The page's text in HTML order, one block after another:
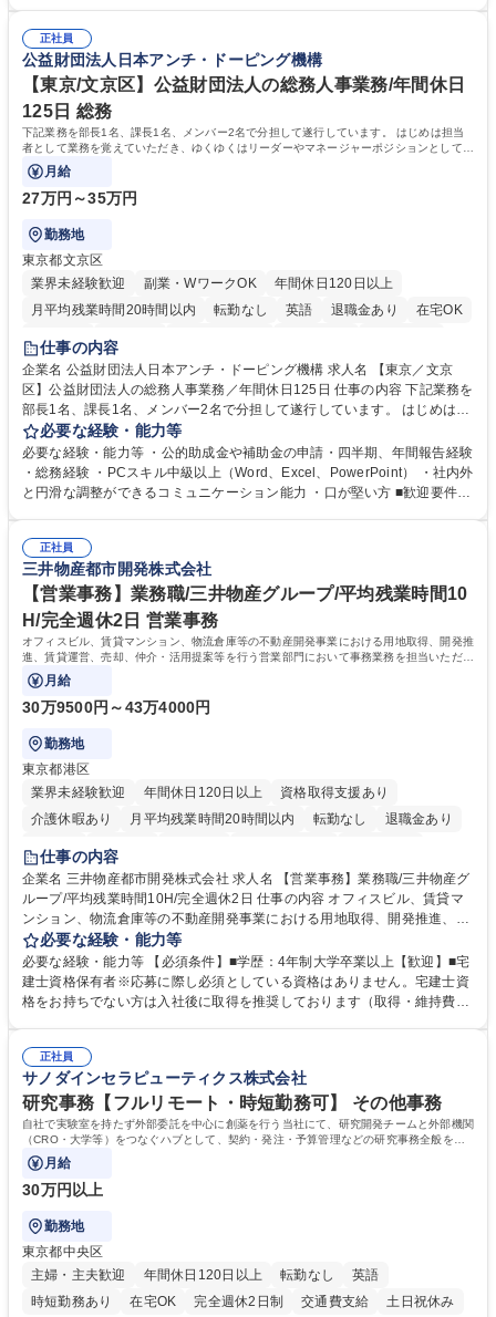
務人事】経験者歓迎！/阪急阪神HDグループ/年休124日
囲のメンバーと協調しつつ主体性を持って能動的に業務を推進できる方 学
歴・資格 学歴：大学院 大学 高専 短大 専修学校 高校 語学力： 資格：
正社員
公益財団法人日本アンチ・ドーピング機構
【東京/文京区】公益財団法人の総務人事業務/年間休日
125日 総務
下記業務を部長1名、課長1名、メンバー2名で分担して遂行しています。 はじめは担当
者として業務を覚えていただき、ゆくゆくはリーダーやマネージャーポジションとして活
躍いただくことを期待しています。
月給
27万円～35万円
勤務地
東京都文京区
業界未経験歓迎
副業・WワークOK
年間休日120日以上
月平均残業時間20時間以内
転勤なし 英語 退職金あり
在宅OK
賞与あり
育休あり
食事補助あり
仕事の内容
企業名 公益財団法人日本アンチ・ドーピング機構 求人名 【東京／文京
区】公益財団法人の総務人事業務／年間休日125日 仕事の内容 下記業務を
部長1名、課長1名、メンバー2名で分担して遂行しています。 はじめは担
当者として業務を覚えていただき、ゆくゆくはリーダーやマネージャーポ
ジションとして活躍いただくことを期待しています。 【総務・人事グルー
プの業務内容】 ・人事制度関連 ・採用活動 ・教育研修の企画、実行 ・勤
怠管理 ・官公庁への各種提出 ・法定の会議運営（評議員会、理事会） ・
管理 ・福利厚生関連 ・職員からの問合せ、相談対応 ・その他日常の総務
業務全般 募集職種 【東京／文京区】公益財団法人の総務人事業務／年間
休日125日
必要な経験・能力等
必要な経験・能力等 ・公的助成金や補助金の申請・四半期、年間報告経験
・総務経験 ・PCスキル中級以上（Word、Excel、PowerPoint） ・社内外
と円滑な調整ができるコミュニケーション能力 ・口が堅い方 ■歓迎要件
正社員
三井物産都市開発株式会社
【営業事務】業務職/三井物産グループ/平均残業時間10
H/完全週休2日 営業事務
オフィスビル、賃貸マンション、物流倉庫等の不動産開発事業における用地取得、開発推
進、賃貸運営、売却、仲介・活用提案等を行う営業部門において事務業務を担当いただき
ます。
月給
30万9500円～43万4000円
勤務地
東京都港区
業界未経験歓迎
年間休日120日以上
資格取得支援あり
介護休暇あり
月平均残業時間20時間以内 転勤なし
退職金あり
在宅OK
賞与あり
駅近5分以内
土日祝休み 寮・社宅あり
仕事の内容
企業名 三井物産都市開発株式会社 求人名 【営業事務】業務職/三井物産グ
ループ/平均残業時間10H/完全週休2日 仕事の内容 オフィスビル、賃貸マ
ンション、物流倉庫等の不動産開発事業における用地取得、開発推進、賃
貸運営、売却、仲介・活用提案等を行う営業部門において事務業務を担当
いただきます。 【詳細】・契約書管理、契約書製本、捺印対応、ファイリ
ング、登記簿取得、調書取得・支払業務（各種費用支払、支払管理、請
求・支払データ登録、取引先マスター申請対応）・予算作成及び予実管
の他に担当頂く業務が発生する場合があります。 募集職種 【営業事務】
業務職/三井物産グループ/平均残業時間10H/完全週休2日
必要な経験・能力等
必要な経験・能力等 【必須条件】■学歴：4年制大学卒業以上【歓迎】■宅
建士資格保有者※応募に際し必須としている資格はありません。宅建士資
格をお持ちでない方は入社後に取得を推奨しております（取得・維持費用
ション力がある方。 ・チャレンジを厭わず、粘り強く業務に取り組める
方。多様な関係者と謙虚に信頼関係を構築でき、期限を意識したスケジュ
ール管理が出来る方。※将来的に他部署（営業部門、コーポレート部門）
へのジョブローテーションの可能性があります。 学歴・資格 学歴：大学
院 大学 語学力： 資格：宅地建物取引士
正社員
サノダインセラピューティクス株式会社
研究事務【フルリモート・時短勤務可】 その他事務
自社で実験室を持たず外部委託を中心に創薬を行う当社にて、研究開発チームと外部機関
（CRO・大学等）をつなぐハブとして、契約・発注・予算管理などの研究事務全般をお
任せします。
月給
30万円以上
勤務地
東京都中央区
主婦・主夫歓迎
年間休日120日以上 転勤なし
英語
時短勤務あり
在宅OK 完全週休2日制 交通費支給 土日祝休み